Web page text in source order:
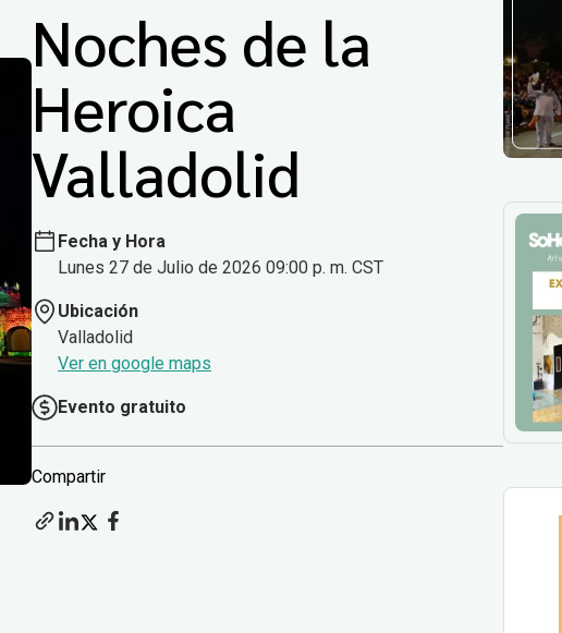
Noches de la
Heroica
Valladolid
Fecha y Hora
Lunes 27 de Julio de 2026 09:00 p. m. CST
Ubicación
Valladolid
Ver en google maps
Evento gratuito
Compartir